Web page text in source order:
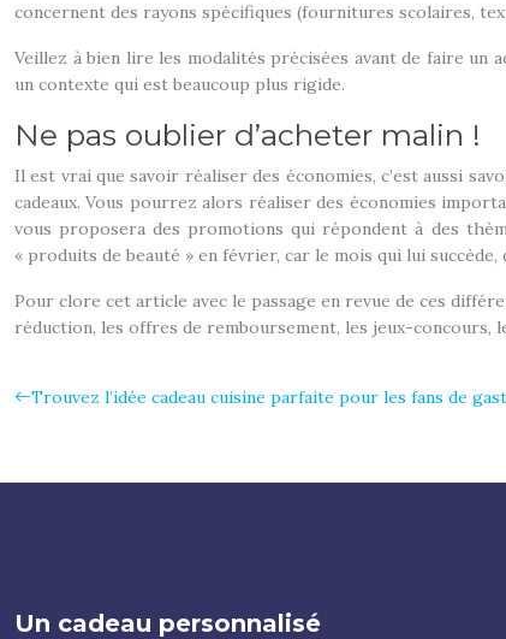
concernent des rayons spécifiques (fournitures scolaires,
Veillez à bien lire les modalités précisées avant de faire un
un contexte qui est beaucoup plus rigide.
Ne pas oublier d’acheter malin !
Il est vrai que savoir réaliser des économies, c’est aussi
cadeaux. Vous pourrez alors réaliser des économies
vous proposera des promotions qui répondent à des
« produits de beauté » en février, car le mois qui lui
Pour clore cet article avec le passage en revue de ces
réduction, les offres de remboursement, les jeux-concours,
Trouvez l’idée cadeau cuisine parfaite pour les fans de
Un cadeau personnalisé